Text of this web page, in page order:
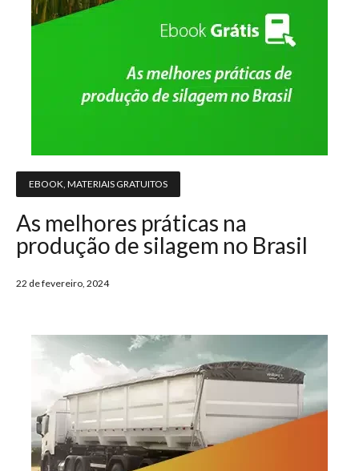
EBOOK MATERIAIS GRATUITOS
As melhores práticas na
produção de silagem no Brasil
22 de fevereiro, 2024